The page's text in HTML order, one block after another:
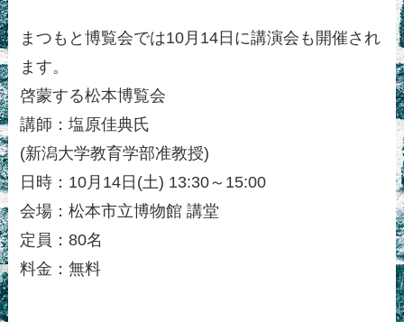
まつもと博覧会では10月14日に講演会も開催され
ます。
啓蒙する松本博覧会
講師：塩原佳典氏
(新潟大学教育学部准教授)
日時：10月14日(土) 13:30～15:00
会場：松本市立博物館 講堂
定員：80名
料金：無料